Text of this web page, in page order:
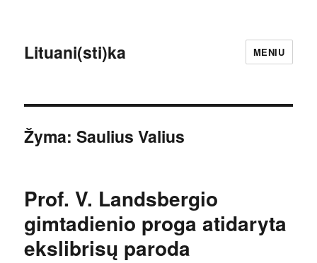
Lituani(sti)ka MENIU
Žyma:Saulius Valius
Prof. V. Landsbergio
gimtadienio proga atidaryta
ekslibrisų paroda